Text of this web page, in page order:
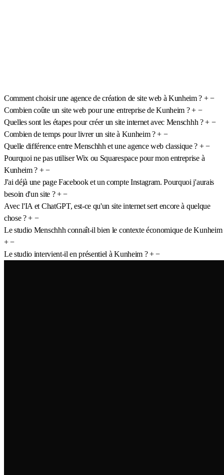
Comment choisir une agence de création de site web à Kunheim ? + −
Combien coûte un site web pour une entreprise de Kunheim ? + −
Quelles sont les étapes pour créer un site internet avec Menschhh ? + −
Combien de temps pour livrer un site à Kunheim ? + −
Quelle différence entre Menschhh et une agence web classique ? + −
Pourquoi ne pas utiliser Wix ou Squarespace pour mon entreprise à
Kunheim ? + −
J'ai déjà une page Facebook et un compte Instagram. Pourquoi j'aurais
besoin d'un site ? + −
Avec l'IA et ChatGPT, est-ce qu'un site internet sert encore à quelque
chose ? + −
Le studio Menschhh connaît-il bien le contexte économique de Kunheim
+ −
Le studio intervient-il en présentiel à Kunheim ? + −